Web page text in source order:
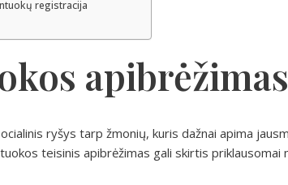
registracija
apibrėžimas
ryšys tarp žmonių, kuris dažnai apima
teisinis apibrėžimas gali skirtis priklausomai